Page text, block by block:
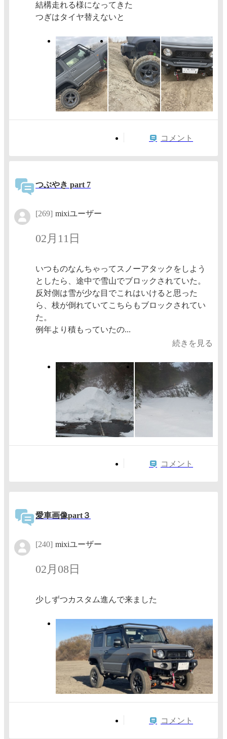
結構走れる様になってきた
つぎはタイヤ替えないと
コメント
つぶやき part 7
[269] mixiユーザー
02月11日
いつものなんちゃってスノーアタックをしよう
としたら、途中で雪山でブロックされていた。
反対側は雪が少な目でこれはいけると思った
ら、枝が倒れていてこちらもブロックされてい
た。
例年より積もっていたの...
続きを見る
コメント
愛車画像part３
[240] mixiユーザー
02月08日
少しずつカスタム進んで来ました
コメント